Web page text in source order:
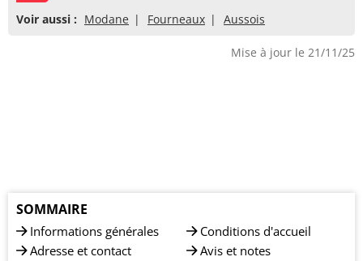
Voir aussi : Modane Fourneaux Aussois
Mise à jour le 21/11/25
SOMMAIRE
Informations générales
Adresse et contact
Conditions d'accueil
Avis et notes